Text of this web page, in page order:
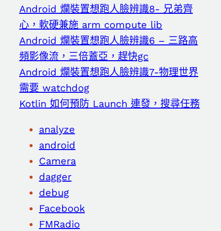
Android 爛裝置想跑人臉辨識8- 兄弟齊
心，軟硬兼施 arm compute lib
Android 爛裝置想跑人臉辨識6 – 三路高
頻影像流，三倍蓋亞，趕快gc
Android 爛裝置想跑人臉辨識7-物理世界
需要 watchdog
Kotlin 如何預防 Launch 連發，搜尋任務
analyze
android
Camera
dagger
debug
Facebook
FMRadio